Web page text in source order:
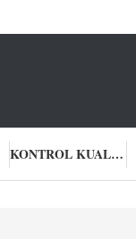
KONTROL KUALITAS